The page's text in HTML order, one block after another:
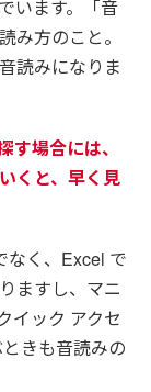
います。「音
み方のこと。
読みになりま
す場合には、
くと、早く見
なく、Excel で
ますし、マニ
イック アクセ
きも音読みの